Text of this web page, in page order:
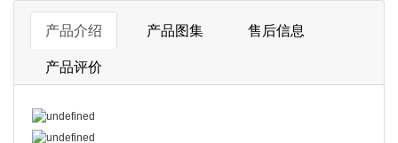
产品介绍 产品图集 售后信息
产品评价